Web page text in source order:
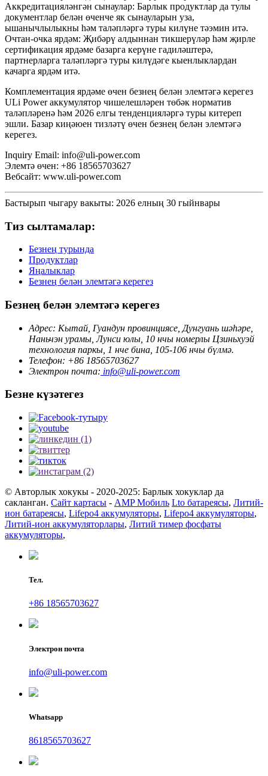
Аккредитацияләнгән сынаулар: Барлык продуктлар да тулы
документлар белән өченче як сынауларын уза,
ышанычлылыкны һәм таләпләргә туры килүне тәэмин итә.
Очтан-очка ярдәм: Җибәрү алдыннан тикшерүләр һәм җирле
сертификация ярдәме базарга керүне гадиләштерә,
партнерларга таләпләргә туры килүдәге кыенлыклардан
качарга ярдәм итә.
Комплементация ярдәме өчен безнең белән элемтәгә керегез
ULi Power аккумулятор чишелешләрен төбәк норматив
таләпләренә һәм 2026 елгы тенденцияләргә туры китереп
эшли. Базар киңәюен тизләтү өчен безнең белән элемтәгә
керегез.
Inquiry Email: info@uli-power.com
Элемтә өчен: +86 18565703627
Вебсайт: www.uli-power.com
Бастырып чыгару вакыты: 2026 елның 30 гыйнвары
Тиз сылтамалар:
Безнең турында
Продуктлар
Яңалыклар
Безнең белән элемтәгә керегез
Безнең белән элемтәгә керегез
Адрес: Кытай, Гуандун провинциясе, Дунгуань шәһәре,
Наньчэн урамы, Лунси юлы, 10 нчы номерлы Цзиньхуэй
технология паркы, 1 нче бина, 105-106 нчы бүлмә.
Телефон: +86 18565703627
Электрон почта: info@uli-power.com
Безне күзәтегез
© Авторлык хокукы - 2020-2025: Барлык хокуклар да
сакланган. Сайт картасы - AMP Мобиль Lto батареясы, Литий-
ион батареясы, Lifepo4 аккумуляторы, Lifepo4 аккумуляторы,
Литий-ион аккумуляторлары, Литий тимер фосфаты
аккумуляторы,
Тел.
+86 18565703627
Электрон почта
info@uli-power.com
Whatsapp
8618565703627